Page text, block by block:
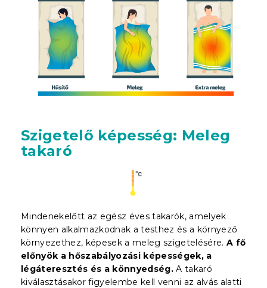
Szigetelő képesség: Meleg
takaró
Mindenekelőtt az egész éves takarók, amelyek
könnyen alkalmazkodnak a testhez és a környező
környezethez, képesek a meleg szigetelésére.A fő
előnyök a hőszabályozási képességek, a
légáteresztés és a könnyedség. A takaró
kiválasztásakor figyelembe kell venni az alvás alatti